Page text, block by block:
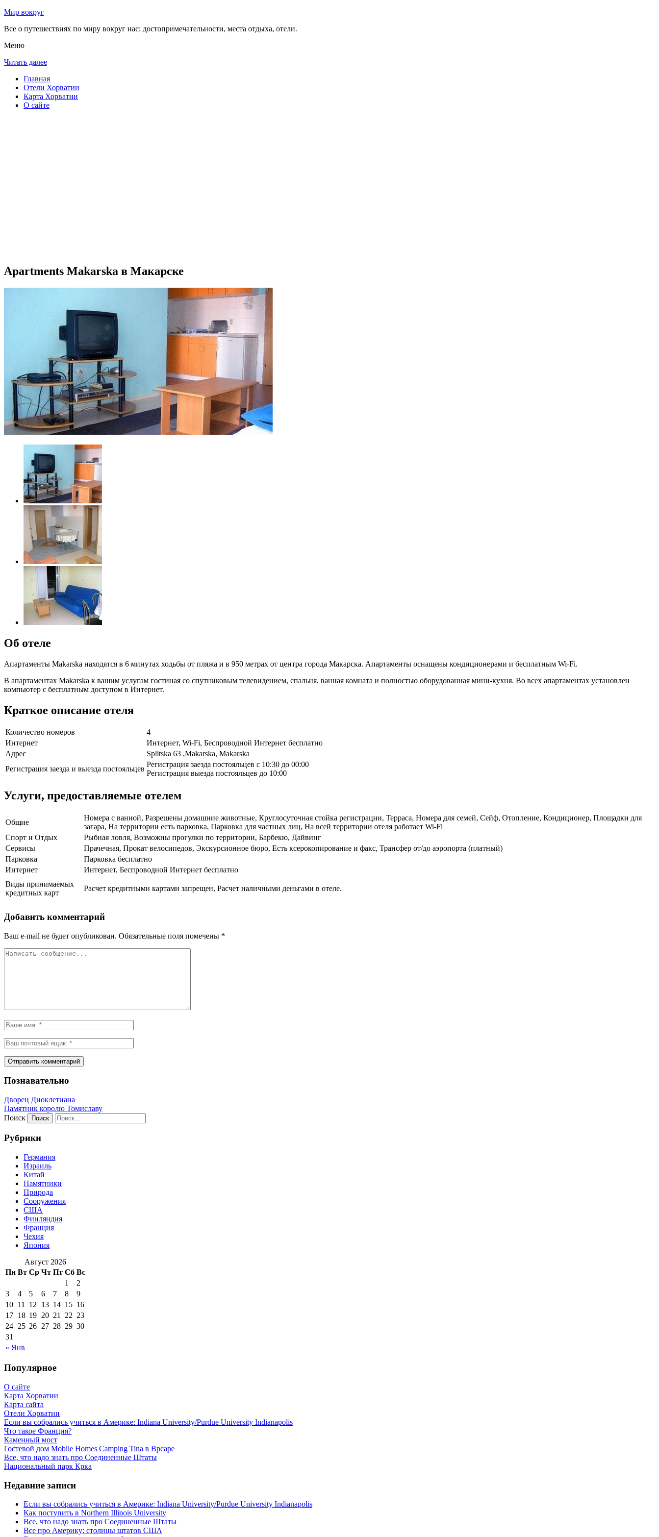
Мир вокруг
Все о путешествиях по миру вокруг нас: достопримечательности, места отдыха, отели.
Меню
Читать далее
Главная
Отели Хорватии
Карта Хорватии
О сайте
Apartments Makarska в Макарске
Об отеле
Апартаменты Makarska находятся в 6 минутах ходьбы от пляжа и в 950 метрах от центра города Макарска. Апартаменты оснащены кондиционерами и бесплатным Wi-Fi.
В апартаментах Makarska к вашим услугам гостиная со спутниковым телевидением, спальня, ванная комната и полностью оборудованная мини-кухня. Во всех апартаментах установлен
компьютер с бесплатным доступом в Интернет.
Краткое описание отеля
Количество номеров
4
Интернет
Интернет, Wi-Fi, Беспроводной Интернет бесплатно
Адрес
Splitska 63 ,Makarska, Makarska
Регистрация заезда и выезда постояльцев
Регистрация заезда постояльцев с 10:30 до 00:00
Регистрация выезда постояльцев до 10:00
Услуги, предоставляемые отелем
Общие
Номера с ванной, Разрешены домашние животные, Круглосуточная стойка регистрации, Терраса, Номера для семей, Сейф, Отопление, Кондиционер, Площадки для
загара, На территории есть парковка, Парковка для частных лиц, На всей территории отеля работает Wi-Fi
Спорт и Отдых
Рыбная ловля, Возможны прогулки по территории, Барбекю, Дайвинг
Сервисы
Прачечная, Прокат велосипедов, Экскурсионное бюро, Есть ксерокопирование и факс, Трансфер от/до аэропорта (платный)
Парковка
Парковка бесплатно
Интернет
Интернет, Беспроводной Интернет бесплатно
Виды принимаемых
кредитных карт
Расчет кредитными картами запрещен, Расчет наличными деньгами в отеле.
Добавить комментарий
Ваш e-mail не будет опубликован. Обязательные поля помечены *
Познавательно
Дворец Диоклетиана
Памятник королю Томиславу
Поиск
Рубрики
Германия
Израиль
Китай
Памятники
Природа
Сооружения
США
Финляндия
Франция
Чехия
Япония
Август 2026
Пн Вт Ср Чт Пт Сб Вс
« Янв
1
2
3
4 5 6 7 8
9
10 11 12 13 14 15 16
17 18 19 20 21 22 23
24 25 26 27 28 29 30
31
Популярное
О сайте
Карта Хорватии
Карта сайта
Отели Хорватии
Если вы собрались учиться в Америке: Indiana University/Purdue University Indianapolis
Что такое Франция?
Каменный мост
Гостевой дом Mobile Homes Camping Tina в Врсаре
Все, что надо знать про Соединенные Штаты
Национальный парк Крка
Недавние записи
Если вы собрались учиться в Америке: Indiana University/Purdue University Indianapolis
Как поступить в Northern Illinois University
Все, что надо знать про Соединенные Штаты
Все про Америку: столицы штатов США